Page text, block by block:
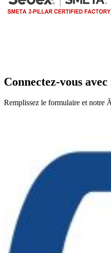
Connectez-vous avec
Remplissez le formulaire et